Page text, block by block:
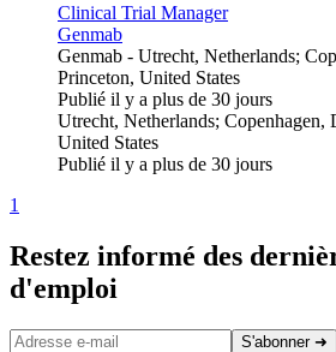
Clinical Trial Manager
Genmab
Genmab - Utrecht, Netherlands;
Princeton, United States
Publié il y a plus de 30 jours
Utrecht, Netherlands; Copenhagen,
United States
Publié il y a plus de 30 jours
1
Restez informé des
d'emploi
S'abonner ➜